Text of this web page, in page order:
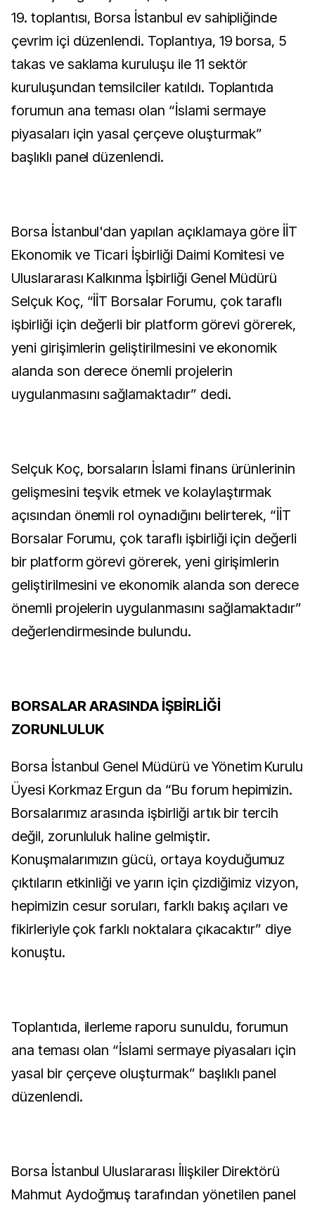
19. toplantısı, Borsa İstanbul ev sahipliğinde
çevrim içi düzenlendi. Toplantıya, 19 borsa, 5
takas ve saklama kuruluşu ile 11 sektör
kuruluşundan temsilciler katıldı. Toplantıda
forumun ana teması olan “İslami sermaye
piyasaları için yasal çerçeve oluşturmak”
başlıklı panel düzenlendi.
Borsa İstanbul'dan yapılan açıklamaya göre İİT
Ekonomik ve Ticari İşbirliği Daimi Komitesi ve
Uluslararası Kalkınma İşbirliği Genel Müdürü
Selçuk Koç, “İİT Borsalar Forumu, çok taraflı
işbirliği için değerli bir platform görevi görerek,
yeni girişimlerin geliştirilmesini ve ekonomik
alanda son derece önemli projelerin
uygulanmasını sağlamaktadır” dedi.
Selçuk Koç, borsaların İslami finans ürünlerinin
gelişmesini teşvik etmek ve kolaylaştırmak
açısından önemli rol oynadığını belirterek, “İİT
Borsalar Forumu, çok taraflı işbirliği için değerli
bir platform görevi görerek, yeni girişimlerin
geliştirilmesini ve ekonomik alanda son derece
önemli projelerin uygulanmasını sağlamaktadır”
değerlendirmesinde bulundu.
BORSALAR ARASINDA İŞBİRLİĞİ
ZORUNLULUK
Borsa İstanbul Genel Müdürü ve Yönetim Kurulu
Üyesi Korkmaz Ergun da “Bu forum hepimizin.
Borsalarımız arasında işbirliği artık bir tercih
değil, zorunluluk haline gelmiştir.
Konuşmalarımızın gücü, ortaya koyduğumuz
çıktıların etkinliği ve yarın için çizdiğimiz vizyon,
hepimizin cesur soruları, farklı bakış açıları ve
fikirleriyle çok farklı noktalara çıkacaktır” diye
konuştu.
Toplantıda, ilerleme raporu sunuldu, forumun
ana teması olan “İslami sermaye piyasaları için
yasal bir çerçeve oluşturmak” başlıklı panel
düzenlendi.
Borsa İstanbul Uluslararası İlişkiler Direktörü
Mahmut Aydoğmuş tarafından yönetilen panel